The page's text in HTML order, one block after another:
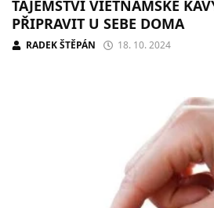
TAJEMSTVÍ VIETNAMSKÉ
PŘIPRAVIT U SEBE DOMA
RADEK ŠTĚPÁN 18. 10. 2024